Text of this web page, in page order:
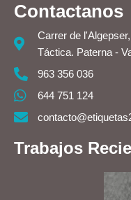
Contactanos
Carrer de
Táctica. Paterna -
963 356 036
644 751 124
Trabajos